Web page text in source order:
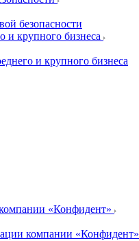
безопасности
и крупного бизнеса
и крупного бизнеса
«Конфидент»
компании «Конфидент»